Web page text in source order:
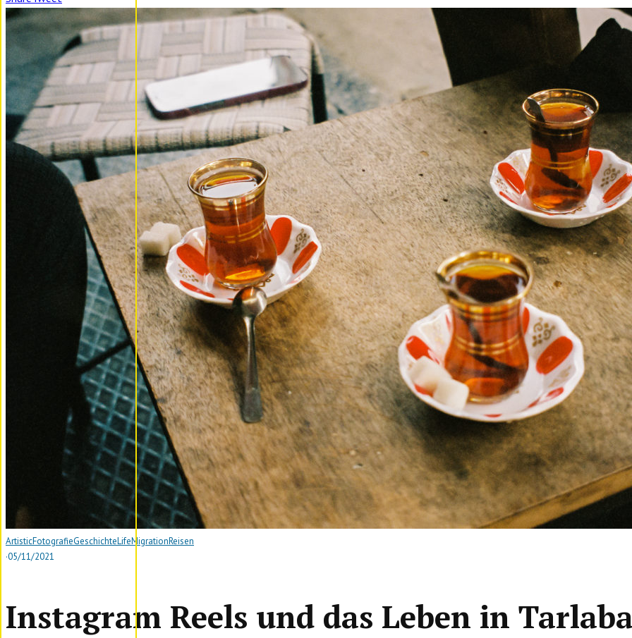
ArtisticFotografieGeschichteLifeMigrationReisen
·05/11/2021
Instagram Reels und das Leben in